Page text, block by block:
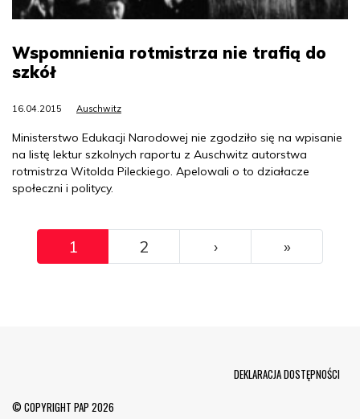
Wspomnienia rotmistrza nie trafią do
szkół
16.04.2015 Auschwitz
Ministerstwo Edukacji Narodowej nie zgodziło się na wpisanie
na listę lektur szkolnych raportu z Auschwitz autorstwa
rotmistrza Witolda Pileckiego. Apelowali o to działacze
społeczni i politycy.
Pagination
1 2 ››› »Ostatni
© COPYRIGHT PAP 2026
DEKLARACJA DOSTĘPNOŚCI